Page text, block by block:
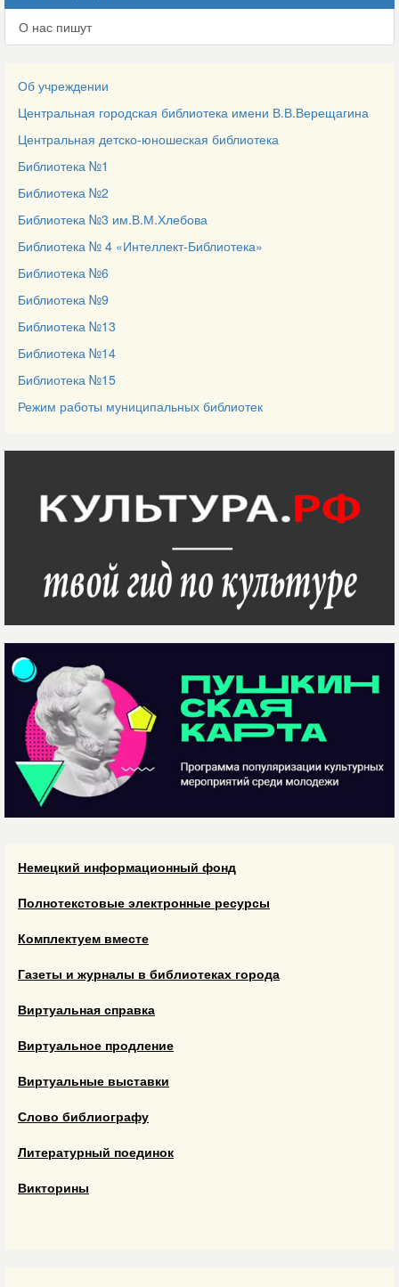
О нас пишут
Об учреждении
Центральная городская библиотека имени В.В.Верещагина
Центральная детско-юношеская библиотека
Библиотека №1
Библиотека №2
Библиотека №3 им.В.М.Хлебова
Библиотека № 4 «Интеллект-Библиотека»
Библиотека №6
Библиотека №9
Библиотека №13
Библиотека №14
Библиотека №15
Режим работы муниципальных библиотек
Немецкий информационный фонд
Полнотекстовые электронные ресурсы
Комплектуем вместе
Газеты и журналы в библиотеках города
Виртуальная справка
Виртуальное продление
Виртуальные выставки
Слово библиографу
Литературный поединок
Викторины